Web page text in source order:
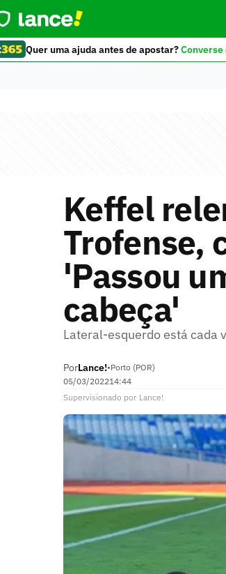
Quer uma ajuda antes de apostar?Converse
Keffel
Trofense,
'Passou
cabeça'
Lateral-esquerdo está cada
PorLance!•Porto (POR)
05/03/202214:44
Supervisionado por Lance!